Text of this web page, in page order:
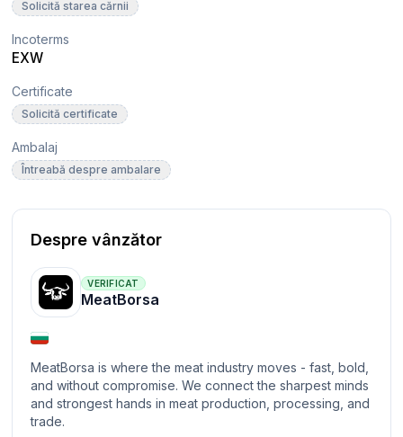
Solicită starea cărnii
Incoterms
EXW
Certificate
Solicită certificate
Ambalaj
Întreabă despre ambalare
Despre vânzător
VERIFICAT
MeatBorsa
MeatBorsa is where the meat industry moves - fast, bold,
and without compromise. We connect the sharpest minds
and strongest hands in meat production, processing, and
trade.